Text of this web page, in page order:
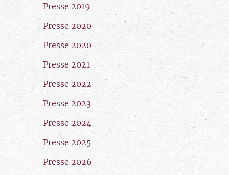
Presse 2019
Presse 2020
Presse 2020
Presse 2021
Presse 2022
Presse 2023
Presse 2024
Presse 2025
Presse 2026